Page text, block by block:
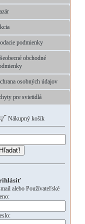
podmienky
obchodné
osobných údajov
pre svietidlá
Nákupný košík
Hľadať!
alebo Používateľské